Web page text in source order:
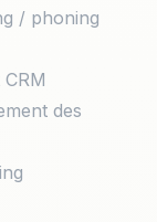
/ phoning
des